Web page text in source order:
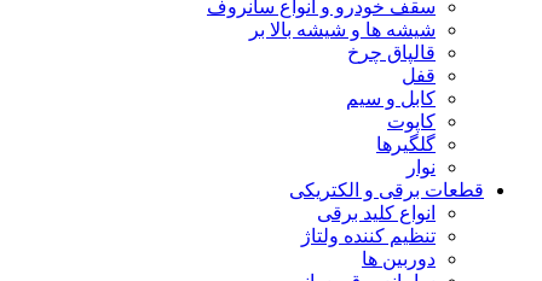
سقف خودرو و انواع سانروف
شیشه ها و شیشه بالا بر
قالپاق چرخ
قفل
کابل و سیم
کاپوت
گلگیرها
نوار
قطعات برقی و الکتریکی
انواع کلید برقی
تنظیم کننده ولتاژ
دوربین ها